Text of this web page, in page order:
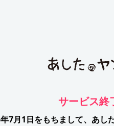
サービス終
7月1日をもちまして、 あし